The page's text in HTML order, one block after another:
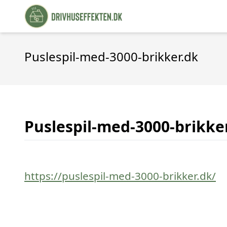
Puslespil-med-3000-brikker.dk
Puslespil-med-3000-
https://puslespil-med-3000-brikker.dk/